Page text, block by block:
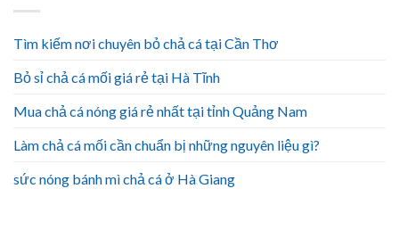
Tìm kiếm nơi chuyên bỏ chả cá tại Cần Thơ
Bỏ sỉ chả cá mối giá rẻ tại Hà Tĩnh
Mua chả cá nóng giá rẻ nhất tại tỉnh Quảng Nam
Làm chả cá mối cần chuẩn bị những nguyên liệu gì?
sức nóng bánh mì chả cá ở Hà Giang